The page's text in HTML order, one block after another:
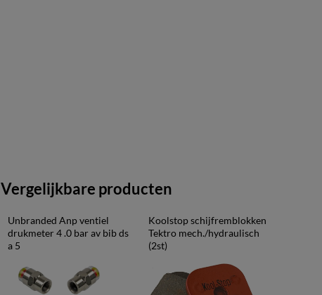
Vergelijkbare producten
Unbranded Anp ventiel
drukmeter 4 .0 bar av bib ds
a 5
Koolstop schijfremblokken
Tektro mech./hydraulisch
(2st)